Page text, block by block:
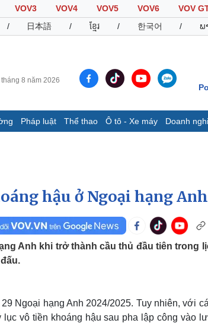
VOV3 VOV4 VOV5 VOV6
VOV
/ 日本語 / ខ្មែរ / 한국어 / ພ
8 năm 2026
Pháp luật Thể thao Ô tô - Xe máy Doanh
Infographic
Ô tô - Xe máy
hậu ở Ngoại hạng Anh
Anh khi trở thành cầu thủ đầu tiên trong
Ngoại hạng Anh 2024/2025. Tuy nhiên, với
vô tiền khoáng hậu sau pha lập công vào